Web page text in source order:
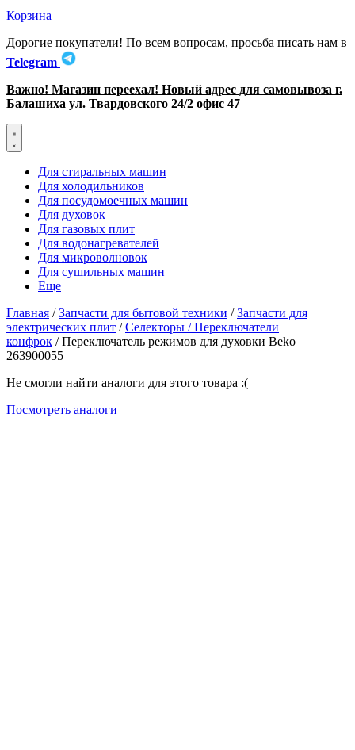
Корзина
Дорогие покупатели! По всем вопросам, просьба писать нам в
Telegram
Важно! Магазин переехал! Новый адрес для самовывоза г.
Балашиха ул. Твардовского 24/2 офис 47
Для стиральных машин
Для холодильников
Для посудомоечных машин
Для духовок
Для газовых плит
Для водонагревателей
Для микроволновок
Для сушильных машин
Еще
Главная /Запчасти для бытовой техники /Запчасти для
электрических плит /Селекторы / Переключатели
конфрок / Переключатель режимов для духовки Beko
263900055
Не смогли найти аналоги для этого товара :(
Посмотреть аналоги